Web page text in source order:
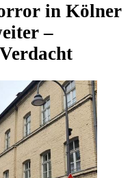
in Kölner
–